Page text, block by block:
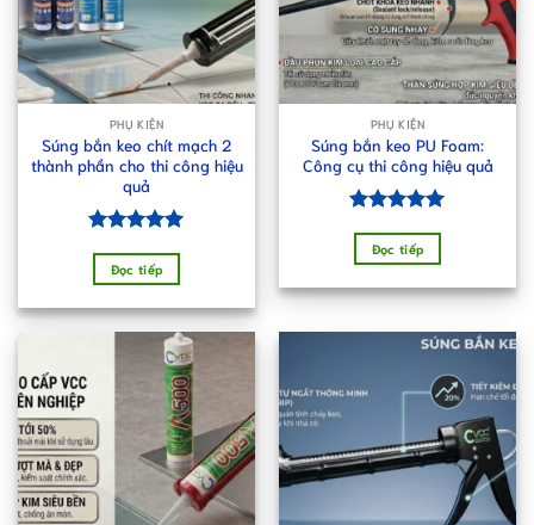
PHỤ KIỆN
Súng bắn keo chít mạch 2
thành phần cho thi công hiệu
quả
hạng 5.00
5 sao
Đọc tiếp
PHỤ KIỆN
Súng bắn keo PU Foam:
Công cụ thi công hiệu quả
hạng 5.00
5 sao
Đọc tiếp